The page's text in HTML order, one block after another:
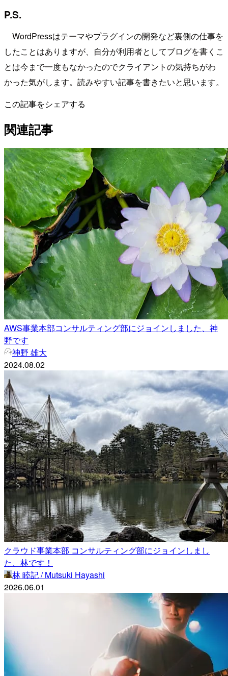
P.S.
WordPressはテーマやプラグインの開発など裏側の仕事を
したことはありますが、自分が利用者としてブログを書くこ
とは今まで一度もなかったのでクライアントの気持ちがわ
かった気がします。読みやすい記事を書きたいと思います。
この記事をシェアする
関連記事
AWS事業本部コンサルティング部にジョインしました、神
野です
神野 雄大
2024.08.02
クラウド事業本部 コンサルティング部にジョインしまし
た、林です！
林 睦記 / Mutsuki Hayashi
2026.06.01